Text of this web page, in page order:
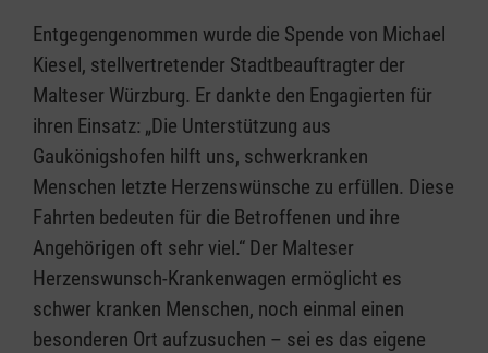
Entgegengenommen wurde die Spende von Michael
Kiesel, stellvertretender Stadtbeauftragter der
Malteser Würzburg. Er dankte den Engagierten für
ihren Einsatz: „Die Unterstützung aus
Gaukönigshofen hilft uns, schwerkranken
Menschen letzte Herzenswünsche zu erfüllen. Diese
Fahrten bedeuten für die Betroffenen und ihre
Angehörigen oft sehr viel.“ Der Malteser
Herzenswunsch-Krankenwagen ermöglicht es
schwer kranken Menschen, noch einmal einen
besonderen Ort aufzusuchen – sei es das eigene